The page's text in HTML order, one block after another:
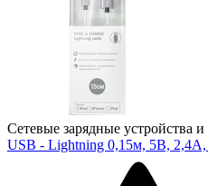
Сетевые зарядные устройства и
USB - Lightning 0,15м, 5В, 2,4A,